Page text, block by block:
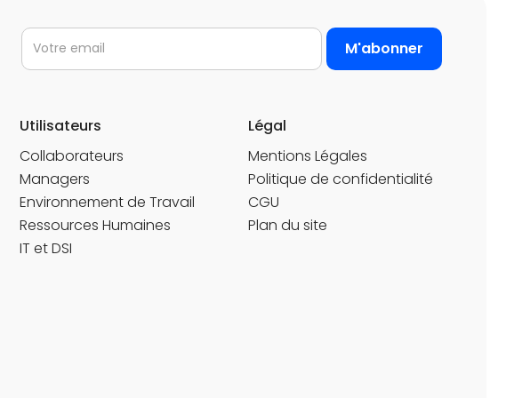
Utilisateurs
Collaborateurs
Managers
Environnement de Travail
Ressources Humaines
IT et DSI
Légal
Mentions Légales
Politique de confidentialité
CGU
Plan du site